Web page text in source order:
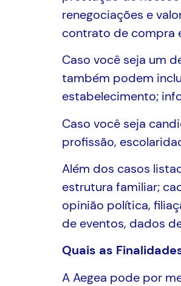
renegociações e
contrato de compra
Caso você seja um
também podem
estabelecimento;
Caso você seja
profissão,
Além dos casos
estrutura familiar;
opinião política,
de eventos, dados
Quais as
A Aegea pode por